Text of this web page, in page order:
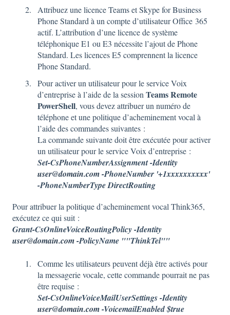
Attribuez une licence Teams et Skype for Business
Phone Standard à un compte d’utilisateur Office 365
actif. L’attribution d’une licence de système
téléphonique E1 ou E3 nécessite l’ajout de Phone
Standard. Les licences E5 comprennent la licence
Phone Standard.
Pour activer un utilisateur pour le service Voix
d’entreprise à l’aide de la session Teams Remote
PowerShell, vous devez attribuer un numéro de
téléphone et une politique d’acheminement vocal à
l’aide des commandes suivantes :
La commande suivante doit être exécutée pour activer
un utilisateur pour le service Voix d’entreprise :
Set-CsPhoneNumberAssignment -Identity
user@domain.com-PhoneNumber '+1xxxxxxxxxx'
-PhoneNumberType DirectRouting
Pour attribuer la politique d’acheminement vocal Think365,
exécutez ce qui suit :
Grant-CsOnlineVoiceRoutingPolicy -Identity
user@domain.com-PolicyName ""ThinkTel""
Comme les utilisateurs peuvent déjà être activés pour
la messagerie vocale, cette commande pourrait ne pas
être requise :
Set-CsOnlineVoiceMailUserSettings -Identity
user@domain.com-VoicemailEnabled $true